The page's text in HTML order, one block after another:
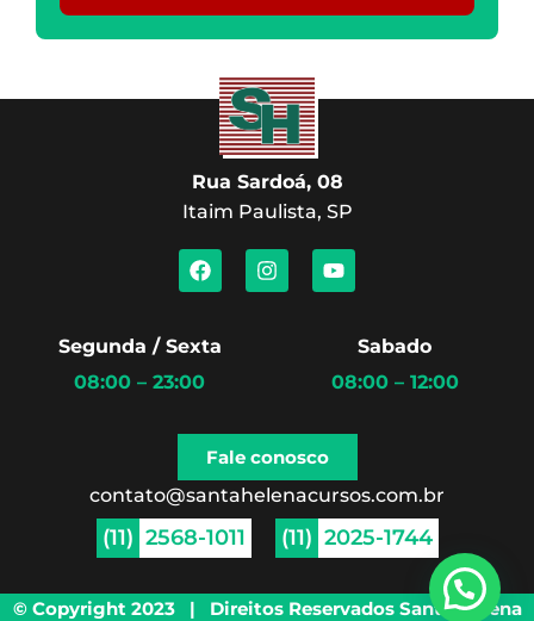
Rua Sardoá, 08
Itaim Paulista, SP
F
a
b
o
I
n
m
Y
o
e
Segunda / Sexta
08:00 – 23:00
Sabado
08:00 – 12:00
Fale conosco
contato@santahelenacursos.com.br
(11) 2568-1011 (11) 2025-1744
© Copyright 2023 | Direitos Reservados Santa Helena